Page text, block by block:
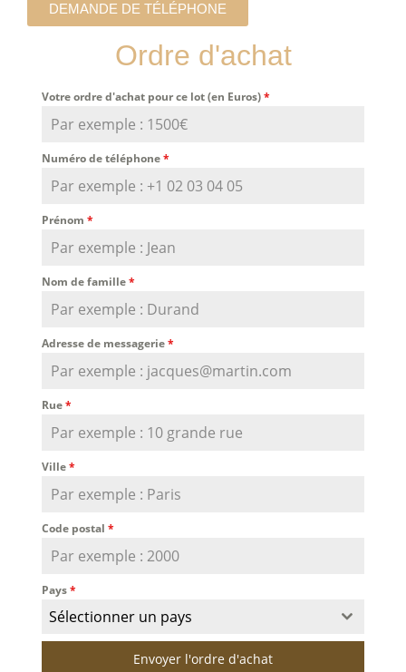
DEMANDE DE TÉLÉPHONE
Ordre d'achat
Votre ordre d'achat pour ce lot (en Euros)*
Numéro de téléphone*
Prénom *
Nom de famille*
Adresse de messagerie*
Rue*
Ville*
Code postal *
Pays*
Sélectionner un pays
Envoyer l'ordre d'achat